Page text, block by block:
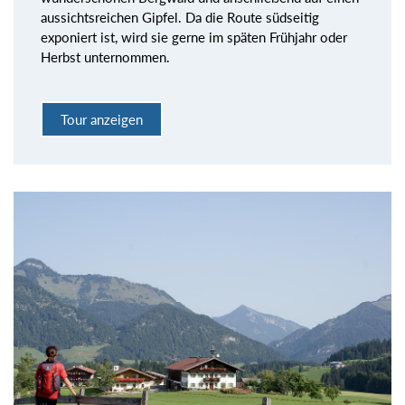
aussichtsreichen Gipfel. Da die Route südseitig
exponiert ist, wird sie gerne im späten Frühjahr oder
Herbst unternommen.
Tour anzeigen